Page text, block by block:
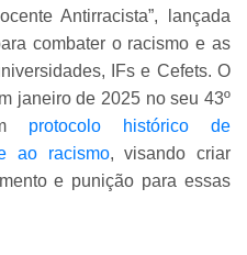
Antirracista”, lançada
combater o racismo e as
IFs e Cefets. O
janeiro de 2025 no seu 43º
protocolo histórico de
ao racismo, visando criar
e punição para essas